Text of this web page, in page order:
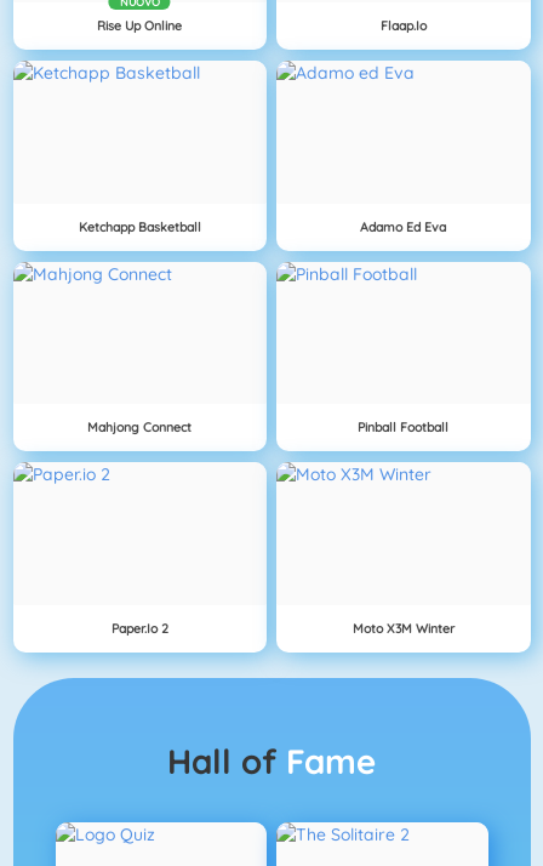
Rise Up Online Flaap.io
Ketchapp Basketball Adamo Ed Eva
Mahjong Connect Pinball Football
Paper.io 2 Moto X3M Winter
Hall of Fame